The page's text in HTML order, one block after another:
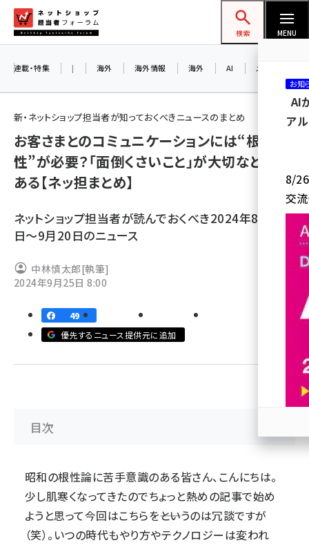
ン
ネットショップ担当者フォーラム
検索 MENU
amazon (2246)
yahoo (1900)
ecbeing (1207)
base (1071)
ビィ・フォアード (773)
revico (739)
連載・特集 | 海外 海外情報 海外 AI メタバース
新・ネットショップ担当者が知っておくべきニュースのまとめ
お客さまとのコミュニケーションには“根
性”が必要？「面倒くさいこと」が大切なときも
ある【ネッ担まとめ】
ネットショップ担当者が読んでおくべき2024年8月24
日～9月20日のニュース
中林慎太郎[執筆]
2024年9月25日 8:00
49
優先するニュース提供元に追加
目次
昭和の根性論に苦手意識のある皆さん、こんにちは。
少し肌寒くなってきたのでちょっと熱めの記事で始め
ようと思って今回はこちらを――というのは冗談ですが
（笑）。いつの時代もやり方やテクノロジーは変われ
お知
AI
ア
8/26
交
参